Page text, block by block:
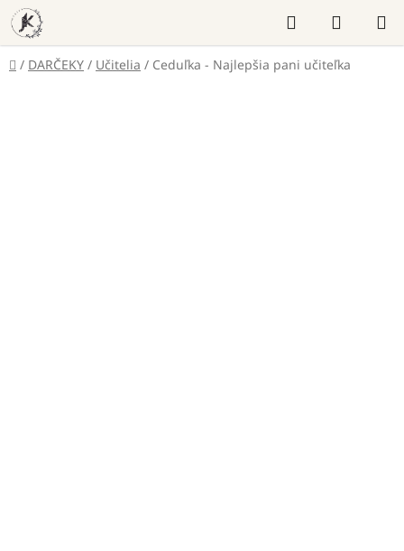
Prejsť
na
obsah
Hľadať
KOŠÍK
Domov
/ DARČEKY / Učitelia / Ceduľka - Najlepšia pani učiteľka